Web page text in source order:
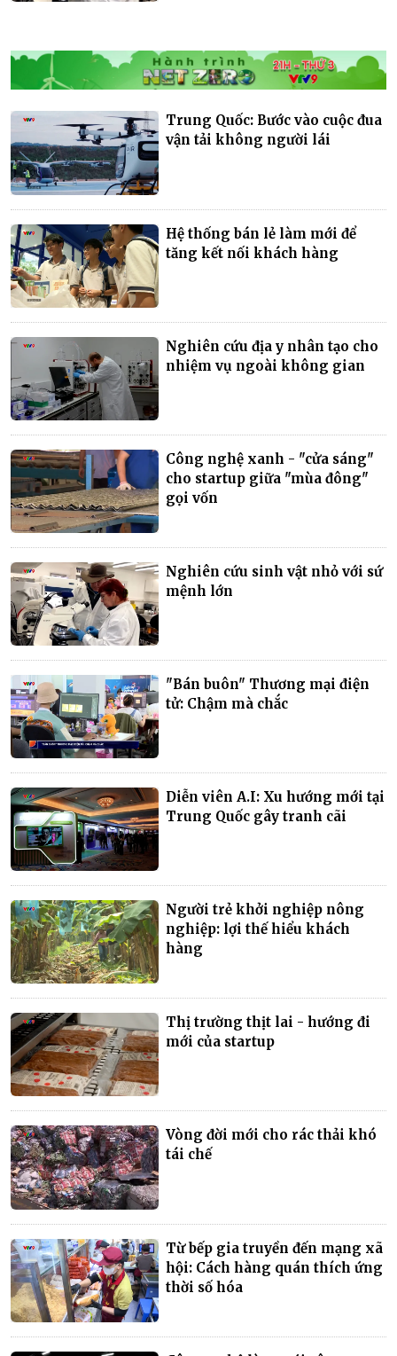
Trung Quốc: Bước vào cuộc đua
vận tải không người lái
Hệ thống bán lẻ làm mới để
tăng kết nối khách hàng
Nghiên cứu địa y nhân tạo cho
nhiệm vụ ngoài không gian
Công nghệ xanh - "cửa sáng"
cho startup giữa "mùa đông"
gọi vốn
Nghiên cứu sinh vật nhỏ với sứ
mệnh lớn
"Bán buôn" Thương mại điện
tử: Chậm mà chắc
Diễn viên A.I: Xu hướng mới tại
Trung Quốc gây tranh cãi
Người trẻ khởi nghiệp nông
nghiệp: lợi thế hiểu khách
hàng
Thị trường thịt lai - hướng đi
mới của startup
Vòng đời mới cho rác thải khó
tái chế
Từ bếp gia truyền đến mạng xã
hội: Cách hàng quán thích ứng
thời số hóa